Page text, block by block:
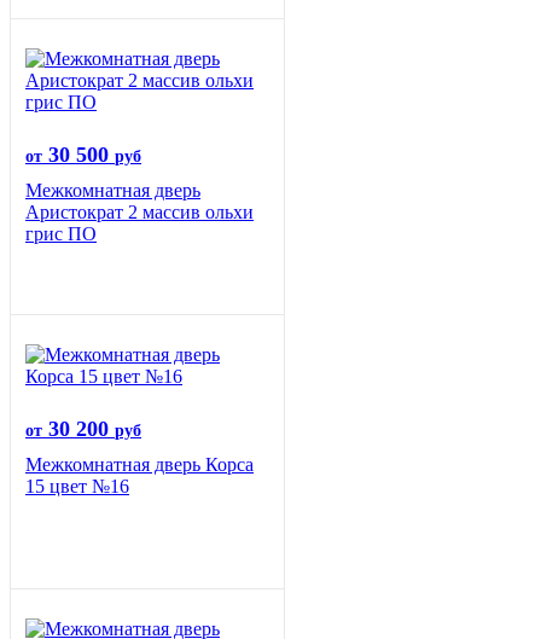
от 30 500 руб
Межкомнатная дверь
Аристократ 2 массив ольхи
грис ПО
от 30 200 руб
Межкомнатная дверь Корса
15 цвет №16